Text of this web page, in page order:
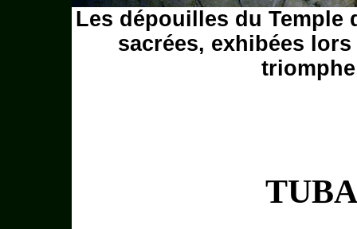
Les dépouilles du Temple
sacrées, exhibées